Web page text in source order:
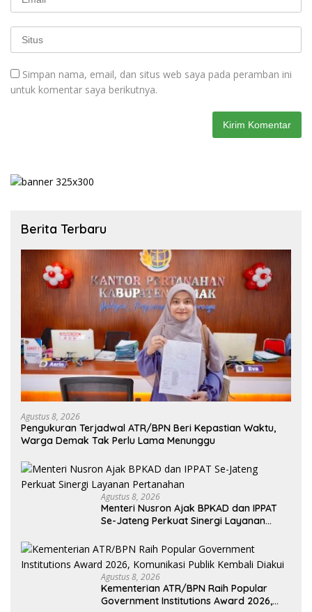
Simpan nama, email, dan situs web saya pada peramban ini
untuk komentar saya berikutnya.
Berita Terbaru
Agustus 8, 2026
Pengukuran Terjadwal ATR/BPN Beri Kepastian Waktu,
Warga Demak Tak Perlu Lama Menunggu
Agustus 8, 2026
Menteri Nusron Ajak BPKAD dan IPPAT
Se-Jateng Perkuat Sinergi Layanan
Agustus 8, 2026
Kementerian ATR/BPN Raih Popular
Government Institutions Award 2026,